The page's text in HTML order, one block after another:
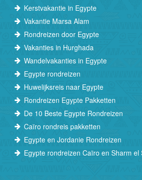
Kerstvakantie in Egypte
Vakantie Marsa Alam
Rondreizen door Egypte
Vakanties in Hurghada
Wandelvakanties in Egypte
Egypte rondreizen
Huwelijksreis naar Egypte
Rondreizen Egypte Pakketten
De 10 Beste Egypte Rondreizen
Caïro rondreis pakketten
Egypte en Jordanie Rondreizen
Egypte rondreizen Caïro en Sharm el